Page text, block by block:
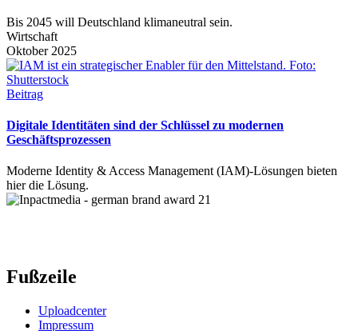
Bis 2045 will Deutschland klimaneutral sein.
Wirtschaft
Oktober 2025
Beitrag
Digitale Identitäten sind der Schlüssel zu modernen
Geschäftsprozessen
Moderne Identity & Access Management (IAM)-Lösungen bieten
hier die Lösung.
Fußzeile
Uploadcenter
Impressum